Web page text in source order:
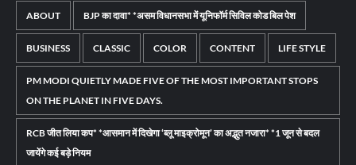
ABOUT BJP का दावा* *असम विधानसभा में यूनिफॉर्म सिविल कोड बिल पेश
BUSINESS CLASSIC COLOR CONTENT LIFE STYLE
PM MODI QUIETLY MADE FIVE OF THE MOST IMPORTANT STOPS
ON THE PLANET IN FIVE DAYS.
RCB जीत लिया कप* *आसमान में दिखेगा ‘ब्लू माइक्रोमून’ का अद्भुत नजारा* *1 जून से बदल
जायेंगे कई बड़े नियम